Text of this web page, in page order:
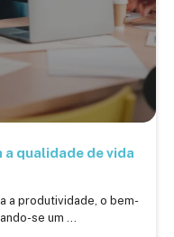
qualidade de vida
a produtividade, o bem-
se um ...